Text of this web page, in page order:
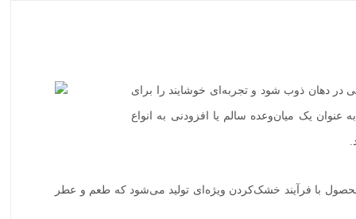
دهان ذوب شود و تجربه‌ای خوشایند را برای
یک میان‌وعده سالم یا افزودنی به انواع
با فرآیند خشک‌کردن ویژه‌ای تولید می‌شود که طعم و عطر